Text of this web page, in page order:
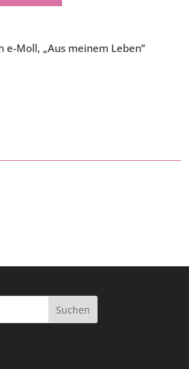
Moll, „Aus meinem Leben”
Suchen